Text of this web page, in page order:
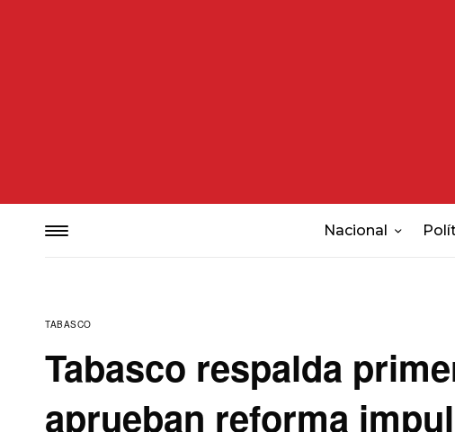
Nacional
TABASCO
Tabasco respalda
aprueban reforma